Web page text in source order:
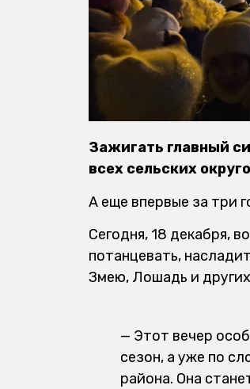
Зажигать главный
всех сельских
А еще впервые за три
Сегодня, 18 декабря,
потанцевать,
Змею, Лошадь и
— Этот вечер
сезон, а уже по
района. Она